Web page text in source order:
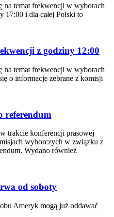
na temat frekwencji w wyborach
17:00 i dla całej Polski to
z godziny 12:00
na temat frekwencji w wyborach
o informacje zebrane z komisji
referendum
trakcie konferencji prasowej
wyborczych w związku z
Wydano również
od soboty
Ameryk mogą już oddawać